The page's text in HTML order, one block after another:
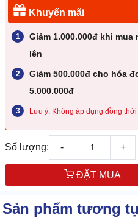
Khuyến mãi
Giảm 1.000.000đ khi
lên
Giảm 500.000đ cho hóa
5.000.000đ
Lưu ý: Không áp dụng đồng
Số lượng: - +
ĐẶT MUA
Sản phẩm tương